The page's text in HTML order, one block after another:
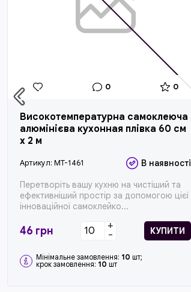
0 0
Високотемпературна самоклеюча
алюмінієва кухонная плівка 60 см
x 2 м
Артикул: MT-1461
В наявності
Перетворіть вашу кухню на чистіший та
ефективніший простір за допомогою цієї
інноваційної самоклейко...
46 грн +
- КУПИТИ
Мінімальне замовлення: 10 шт;
крок замовлення: 10 шт